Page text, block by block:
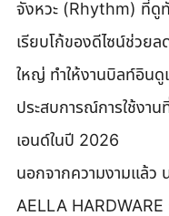
จังหวะ (Rhythm) ที่ดู
เรียบโก้ของดีไซน์ช่วย
ใหญ่ ทำให้งานบิลท์อินดู
ประสบการณ์การใช้งา
เอนด์ในปี 2026
นอกจากความงามแล้ว
AELLA